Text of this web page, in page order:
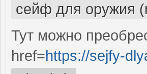
сейф для оружия
Тут можно
href=https://sejfy-